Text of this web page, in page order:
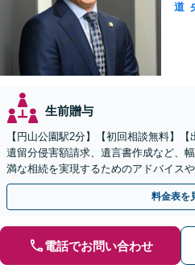
道
生前贈与
【円山公園駅2分】【初回相談無料】【
遺留分侵害額請求、遺言書作成など、
満な相続を実現するためのアドバイス
ぜひご相談ください。【電話相談可】
料金表を
電話でお問い合わせ